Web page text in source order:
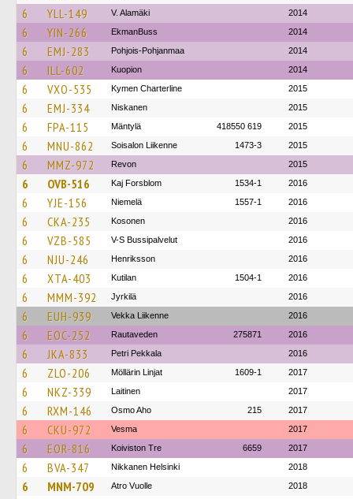
6 YLL-149 V. Alamäki 2014
6 YIN-266 EkmanBuss 2014
6 EMJ-283 Pohjois-Pohjanmaa 2014
6 ILL-602 Kuopion 2014
6 VXO-535 Kymen Charterline 2015
6 EMJ-334 Niskanen 2015
6 FPA-115 Mäntylä 418550 619 2015
6 MNU-862 Soisalon Liikenne 1473-3 2015
6 MMZ-972 Revon 2015
6 OVB-516 Kaj Forsblom 1534-1 2016
6 YJE-156 Niemelä 1557-1 2016
6 CKA-235 Kosonen 2016
6 VZB-585 V-S Bussipalvelut 2016
6 NJU-246 Henriksson 2016
6 XTA-403 Kutilan 1504-1 2016
6 MMM-392 Jyrkilä 2016
6 EUH-939 Vekka Liikenne 2016
6 EOC-252 Rautaveden 275871 2016
6 JKA-833 Petri Pekkala 2016
6 ZLO-206 Möllärin Linjat 1609-1 2017
6 NKZ-339 Laitinen 2017
6 RXM-146 Osmo Aho 215 2017
6 CKU-972 Vesma 2017
6 EOR-816 Koiviston Tre 6659 2017
6 BVA-347 Nikkanen Helsinki 2018
6 MNM-709 Atro Vuolle 2018